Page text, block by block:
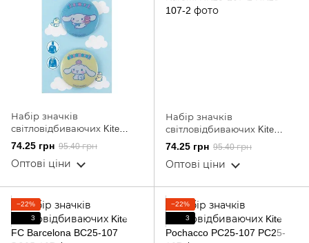
Набір значків
світловідбиваючих Kite
Cinnamoroll CR25-107
74.25 грн 95.40 грн
Оптові ціни
Набір значків
світловідбиваючих Kite
Kuromi HK25-107-2
74.25 грн 95.40 грн
Оптові ціни
−22%
3
−22%
3